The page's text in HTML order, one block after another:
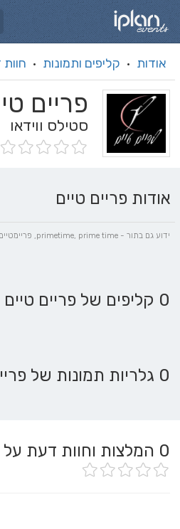
אודות · קליפים ותמונות ·
פריים
סטילס ווידאו
אודות פריים טיים
ידוע גם בתור - primetime, prime time, פריימטיים
0 קליפים של פריים טיים
0 גלריות תמונות של פריים טיים
0 המלצות וחוות דעת על